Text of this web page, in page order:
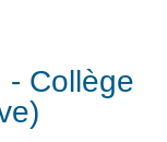
- Collège